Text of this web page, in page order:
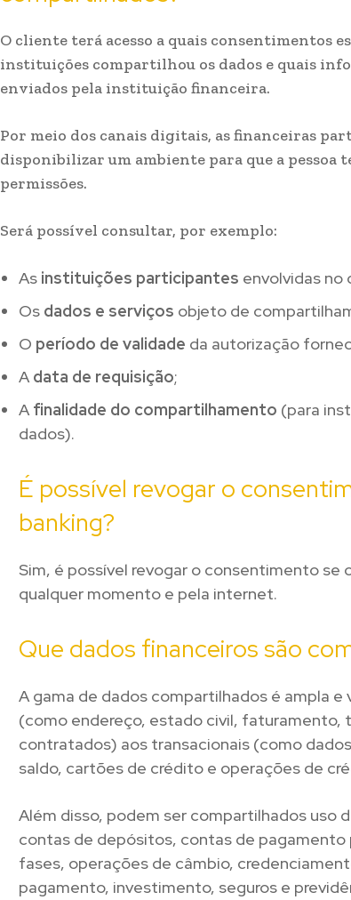
O cliente terá acesso a quais consentimentos
instituições compartilhou os dados e quais
enviados pela instituição financeira.
Por meio dos canais digitais, as financeiras
disponibilizar um ambiente para que a pessoa
permissões.
Será possível consultar, por exemplo:
As instituições participantes envolvidas
Os dados e serviços objeto de
O período de validade da autorização
A data de requisição;
A finalidade do compartilhamento (para
dados).
É possível revogar o
banking?
Sim, é possível revogar o consentimento se
qualquer momento e pela internet.
Que dados financeiros são
A gama de dados compartilhados é ampla e
(como endereço, estado civil, faturamento,
contratados) aos transacionais (como
saldo, cartões de crédito e operações de
Além disso, podem ser compartilhados uso
contas de depósitos, contas de pagamento
fases, operações de câmbio,
pagamento, investimento, seguros e